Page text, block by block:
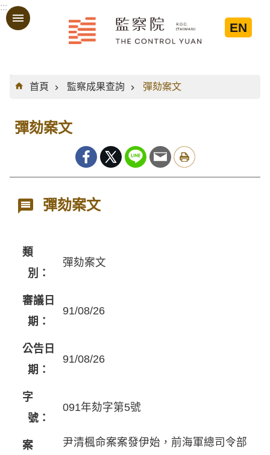
跳到主要內容區塊
:::
EN
:::
首頁
監察成果查詢 彈劾案文
彈劾案文
彈劾案文
類
別：
彈劾案文
審議日
期：
91/08/26
公告日
期：
91/08/26
字
號：
091年劾字第5號
案
尹清楓命案案發伊始，前海軍總司令部